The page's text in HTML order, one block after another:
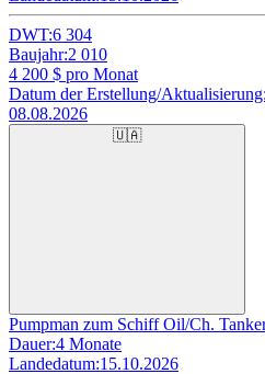
DWT:6 304
Baujahr:2 010
4 200 $ pro Monat
Datum der Erstellung/Aktualisierung:
08.08.2026
🇺🇦
Pumpman zum Schiff Oil/Ch.
Dauer:4 Monate
Landedatum:15.10.2026